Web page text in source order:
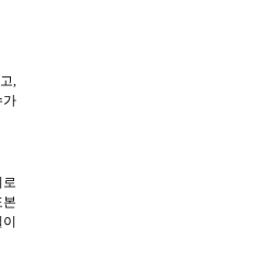
,
가